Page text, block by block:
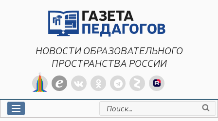
НОВОСТИ ОБРАЗОВАТЕЛЬНОГО
ПРОСТРАНСТВА РОССИИ
Искать: